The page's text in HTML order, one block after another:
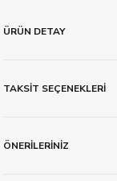
ÜRÜN DETAY
TAKSİT SEÇENEKLERİ
ÖNERİLERİNİZ